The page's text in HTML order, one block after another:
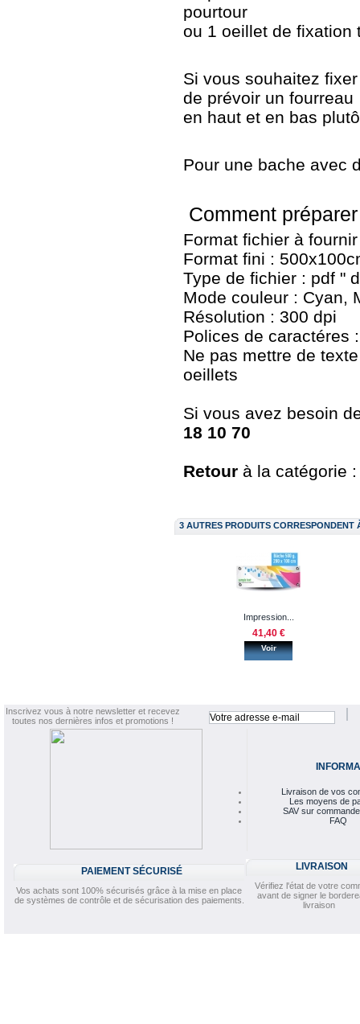
pourtour
ou 1 oeillet de fixation
Si vous souhaitez
de prévoir un fourreau
en haut et en bas
Pour une bache avec
Comment
Format fichier à
Format fini :
Type de fichier : pdf "
Mode couleur : Cyan,
Résolution : 300 dpi
Polices de caractéres
Ne pas mettre de
oeillets
Si vous avez besoin
18 10 70
Retour à la catégorie
3 AUTRES PRODUITS CORRESPONDENT
Impression...
41,40 €
Voir
Inscrivez vous à notre newsletter et recevez
toutes nos dernières infos et promotions !
Livraison de vos
Les moyens de
SAV sur
FAQ
PAIEMENT SÉCURISÉ
Vos achats sont 100% sécurisés grâce à la mise en place
de systèmes de contrôle et de sécurisation des paiements.
LIVRAISON
Vérifiez l'état de votre
avant de signer le
livraison